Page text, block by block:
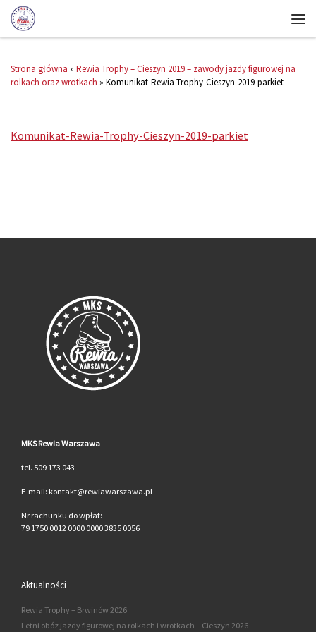
Strona główna » Rewia Trophy – Cieszyn 2019 – zawody jazdy figurowej na
rolkach oraz wrotkach » Komunikat-Rewia-Trophy-Cieszyn-2019-parkiet
Komunikat-Rewia-Trophy-Cieszyn-2019-parkiet
MKS Rewia Warszawa
tel. 509 173 043
E-mail: kontakt@rewiawarszawa.pl
Nr rachunku do wpłat:
79 1750 0012 0000 0000 3835 0056
Aktualności
Rewia Trophy – Brwinów 2026
Letni obóz jazdy figurowej na rolkach i wrotkach – Cieszyn 2026